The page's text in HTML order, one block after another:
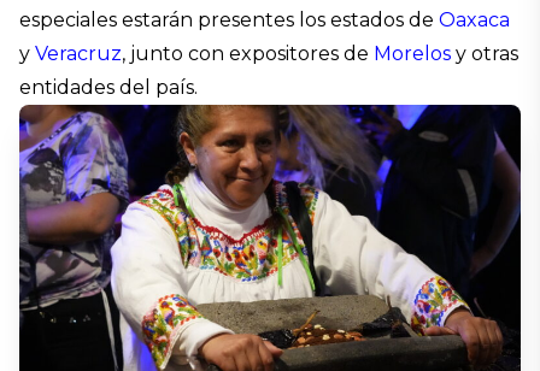
especiales estarán presentes los estados de Oaxaca
y Veracruz, junto con expositores de Morelos y otras
entidades del país.